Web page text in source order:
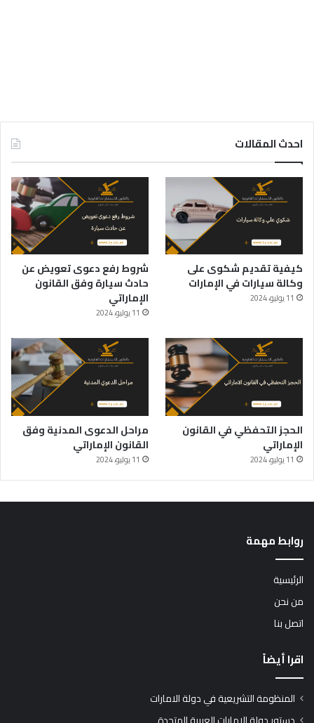
احدث المقالات
كيفية تقديم شكوى على
وكالة سيارات في الإمارات
11 يوليو، 2024
شروط رفع دعوى تعويض عن
حادث سيارة وفق القانون
الإماراتي
11 يوليو، 2024
الحجز التحفظي في القانون
الإماراتي
11 يوليو، 2024
مراحل الدعوى المدنية وفق
القانون الإماراتي
11 يوليو، 2024
روابط مهمة
الرئيسية
من نحن
اتصل بنا
اقرا أيضاً
المنظومة التشريعية في دولة الامارات